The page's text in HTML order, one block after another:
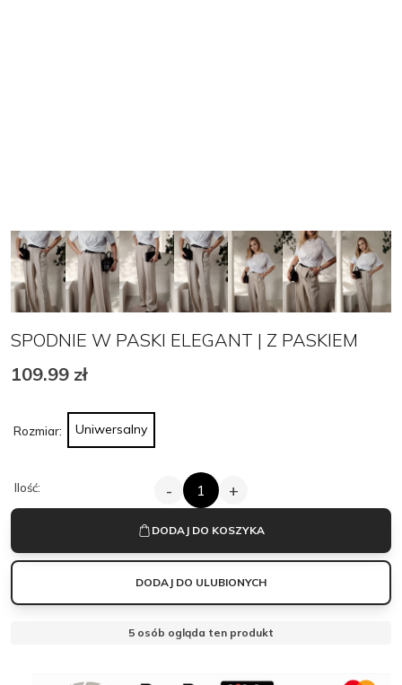
SPODNIE W PASKI ELEGANT | Z PASKIEM
109.99 zł
Rozmiar: Uniwersalny
Ilość: -
ILOŚĆ
SPODNIE
W
PASKI
|
+
DODAJ DO KOSZYKA
DODAJ DO ULUBIONYCH
6 osób ogląda ten produkt